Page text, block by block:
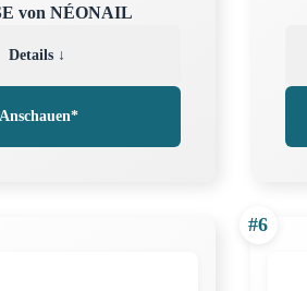
von NÉONAIL
Details ↓
Anschauen*
#6